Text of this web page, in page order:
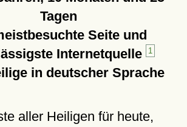
Tagen
Seite und
Internetquelle
1
in deutscher Sprache
aller Heiligen für heute,